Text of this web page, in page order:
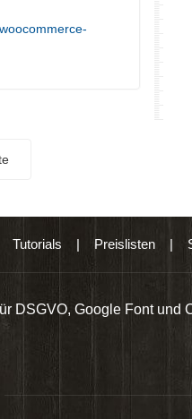
Tutorials | Preislisten|
DSGVO, Google Font und